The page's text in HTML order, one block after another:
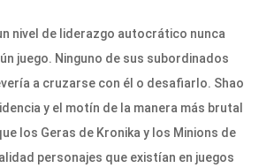
nivel de liderazgo autocrático nunca
juego. Ninguno de sus subordinados
a cruzarse con él o desafiarlo. Shao
y el motín de la manera más brutal
los Geras de Kronika y los Minions de
personajes que existían en juegos